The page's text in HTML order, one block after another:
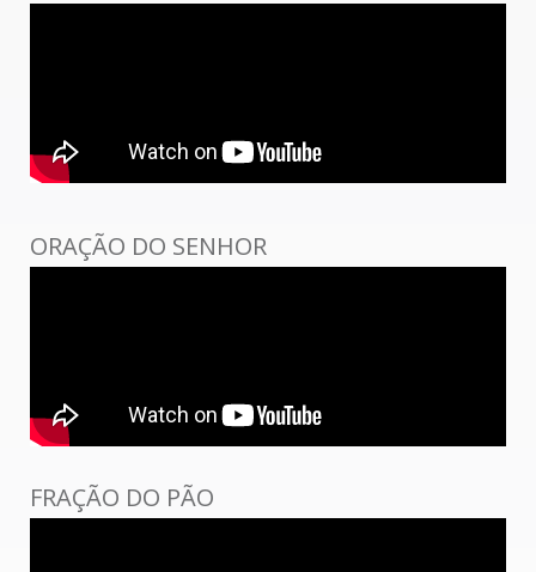
ORAÇÃO DO SENHOR
FRAÇÃO DO PÃO